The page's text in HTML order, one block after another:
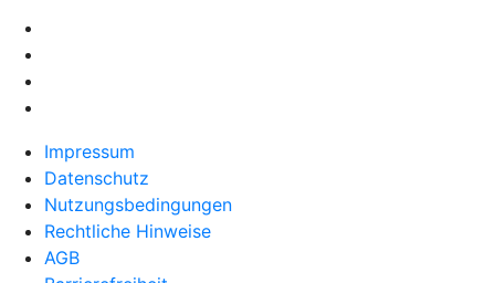
Impressum
Datenschutz
Nutzungsbedingungen
Rechtliche Hinweise
AGB